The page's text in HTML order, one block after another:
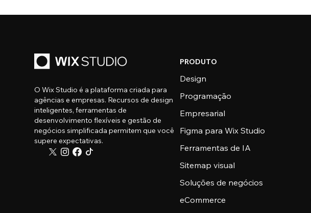
O Wix Studio é a plataforma criada para
agências e empresas. Recursos de design
inteligentes, ferramentas de
desenvolvimento flexíveis e gestão de
negócios simplificada permitem que você
supere expectativas.
PRODUTO
Design
Programação
Empresarial
Figma para Wix Studio
Ferramentas de IA
Sitemap visual
Soluções de negócios
eCommerce